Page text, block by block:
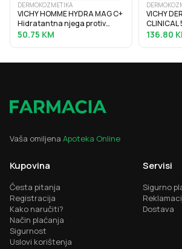
DERMOKOZMETIKA
VICHY HOMME HYDRA MAG C+
Hidratantna njega protiv
znakova umora za lice i
50.75 KM
VICHY
ispadanja
136.80
Vaša omiljena Apoteka Online
Kupovina
Česta pitanja
Registracija
Kako naručiti?
Način plaćanja
Sigurnost
Uslovi korištenja
Servisi
Sigurno
Dostava